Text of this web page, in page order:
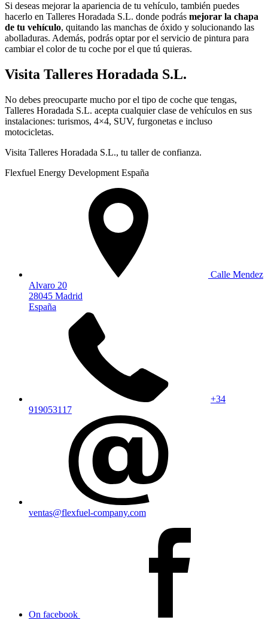
Si deseas mejorar la apariencia de tu vehículo, también puedes
hacerlo en Talleres Horadada S.L. donde podrás mejorar la chapa
de tu vehículo, quitando las manchas de óxido y solucionando las
abolladuras. Además, podrás optar por el servicio de pintura para
cambiar el color de tu coche por el que tú quieras.
Visita Talleres Horadada S.L.
No debes preocuparte mucho por el tipo de coche que tengas,
Talleres Horadada S.L. acepta cualquier clase de vehículos en sus
instalaciones: turismos, 4×4, SUV, furgonetas e incluso
motocicletas.
Visita Talleres Horadada S.L., tu taller de confianza.
Flexfuel Energy Development España
Calle Mendez
Alvaro 20
28045 Madrid
España
+34
919053117
ventas@flexfuel-company.com
On facebook